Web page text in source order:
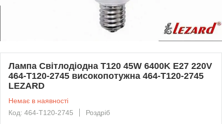
Лампа Світлодіодна T120 45W 6400K E27 220V
464-T120-2745 високопотужна 464-T120-2745
LEZARD
Немає в наявності
Код: 464-T120-2745
Роздріб